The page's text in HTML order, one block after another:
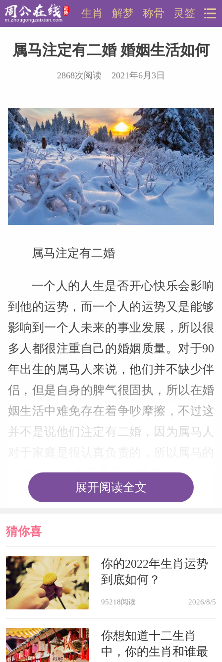
灵签
称骨
解梦
生肖
属马注定有二婚 婚姻生活如何
2868次阅读 2021年6月3日
属马注定有二婚
一个人的人生是否开心快乐会影响
到他的运势，而一个人的运势又是能够
影响到一个人未来的事业发展，所以很
多人都很注重自己的婚姻质量。对于90
年出生的属马人来说，他们并不缺少伴
侣，但是自身的脾气很固执，所以在婚
姻生活中难免存在着争吵摩擦，不过这
并不是说他们注定有二婚，因为属马人
人这一生当中还是只会拥有一次婚姻
的。
婚姻生活如何
属马的人在今年的运势当中，感情
生活还是比较多可变性的，他们在这一
年里很有可能会面临婚姻变故。对于单
着急找对象，因为他们可能会所遇非
展开阅读全文
猜你喜
欢
你的2022年生肖运势
到底如何？
95218阅读 2026/8/5
你想知道十二生肖
中，你的生肖和谁最